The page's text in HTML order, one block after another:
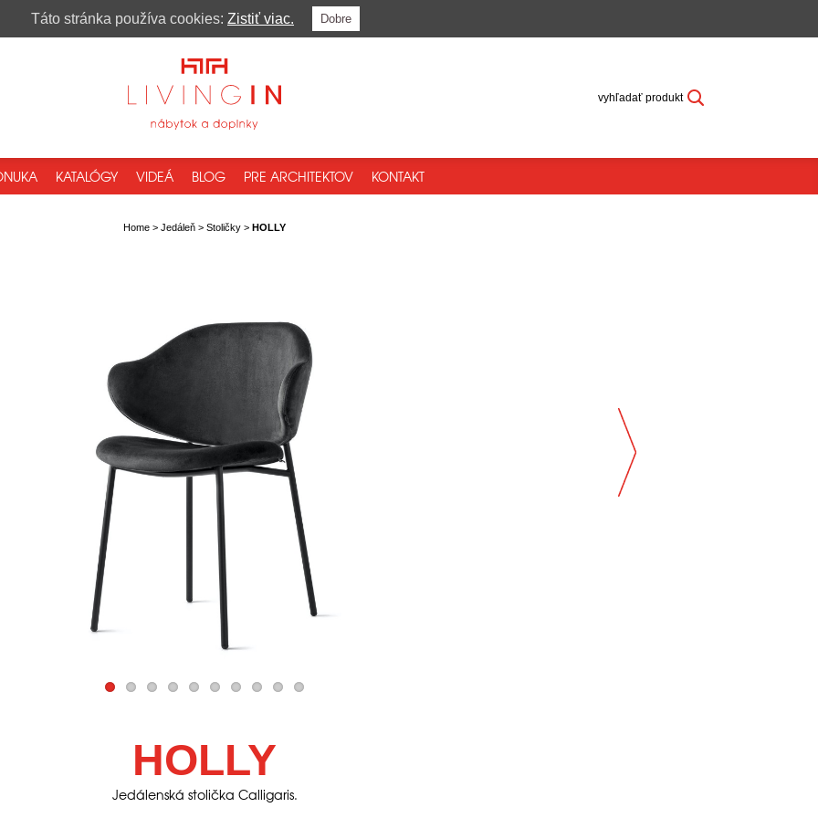
vyhľadať produkt
KATALÓGY VIDEÁ BLOG PRE ARCHITEKTOV KONTAKT
Home > Jedáleň > Stoličky > HOLLY
HOLLY
Jedálenská stolička Calligaris.
Táto stránka používa cookies: Zistiť viac. Dobre